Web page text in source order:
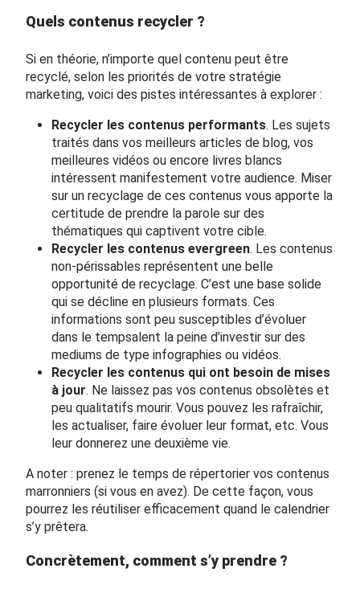
Quels contenus recycler ?
Si en théorie, n’importe quel contenu peut être
recyclé, selon les priorités de votre stratégie
marketing, voici des pistes intéressantes à explorer :
Recycler les contenus performants. Les sujets
traités dans vos meilleurs articles de blog, vos
meilleures vidéos ou encore livres blancs
intéressent manifestement votre audience. Miser
sur un recyclage de ces contenus vous apporte la
certitude de prendre la parole sur des
thématiques qui captivent votre cible.
Recycler les contenus evergreen. Les contenus
non-périssables représentent une belle
opportunité de recyclage. C’est une base solide
qui se décline en plusieurs formats. Ces
informations sont peu susceptibles d’évoluer
dans le tempsalent la peine d’investir sur des
mediums de type infographies ou vidéos.
Recycler les contenus qui ont besoin de mises
à jour. Ne laissez pas vos contenus obsolètes et
peu qualitatifs mourir. Vous pouvez les rafraîchir,
les actualiser, faire évoluer leur format, etc. Vous
leur donnerez une deuxième vie.
A noter : prenez le temps de répertorier vos contenus
marronniers (si vous en avez). De cette façon, vous
pourrez les réutiliser efficacement quand le calendrier
s’y prêtera.
Concrètement, comment s’y prendre ?